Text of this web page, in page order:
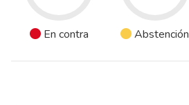
En contra Abstención